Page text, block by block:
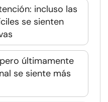
incluso las
se sienten
últimamente
se siente más